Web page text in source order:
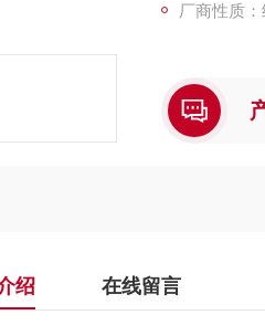
厂商性质
绍 在线留言